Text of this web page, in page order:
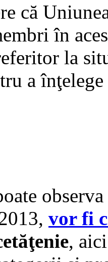
că
în
la
a
vor fi
,